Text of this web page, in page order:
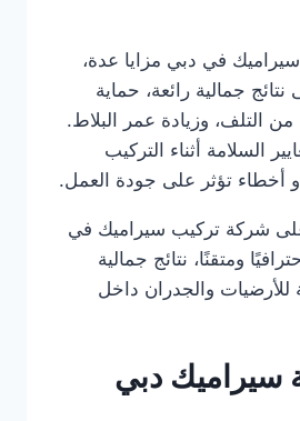
في دبي مزايا عدة،
جمالية رائعة، حماية
من التلف، وزيادة عمر البلاط.
السلامة أثناء التركيب
أخطاء تؤثر على جودة العمل.
على شركة تركيب سيراميك في
ومتقنًا، نتائج جمالية
للأرضيات والجدران داخل
سيراميك دبي